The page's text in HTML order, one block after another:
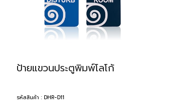
ป้ายแขวนประตูพิมพ์โลโก้
รหัสสินค้า : DHR-D11